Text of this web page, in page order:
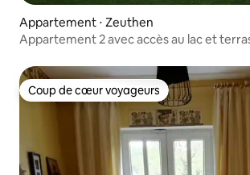
Appartement ⋅ Zeuthen
Appartement 2 avec accès au lac et
Coup de cœur voyageurs
Coup de cœur voyageurs